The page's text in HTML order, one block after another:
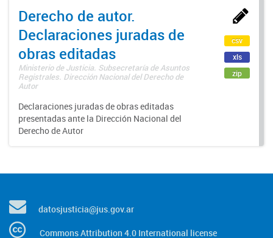
Derecho de autor.
Declaraciones juradas de
obras editadas
Ministerio de Justicia. Subsecretaría de Asuntos
Registrales. Dirección Nacional del Derecho de
Autor
Declaraciones juradas de obras editadas
presentadas ante la Dirección Nacional del
Derecho de Autor
csv
xls
zip
datosjusticia@jus.gov.ar
Commons Attribution 4.0 International license